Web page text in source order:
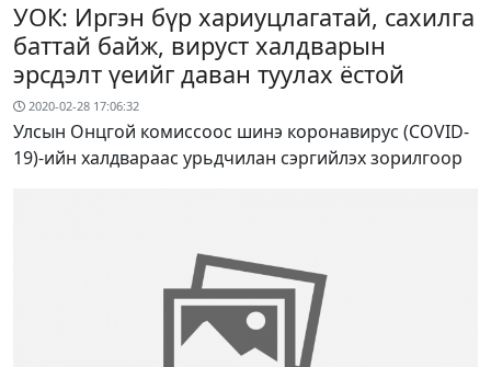
УОК: Иргэн бүр хариуцлагатай, сахилга
баттай байж, вируст халдварын
эрсдэлт үеийг даван туулах ёстой
2020-02-28 17:06:32
Улсын Онцгой комиссоос шинэ коронавирус (COVID-
19)-ийн халдвараас урьдчилан сэргийлэх зорилгоор